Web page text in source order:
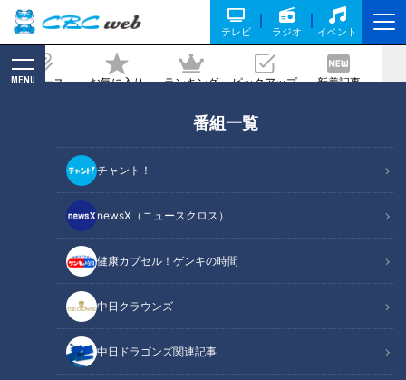
テレビ ラジオ イベント
ニュース お気に入り ランキング ピックアップ 新着記事
MENU
番組一覧
チャント！
newsX（ニュースクロス）
健康カプセル！ゲンキの時間
中日クラウンズ
中日ドラゴンズ関連記事
り」大盛況のうちに閉幕！
2026/03/27 12:00